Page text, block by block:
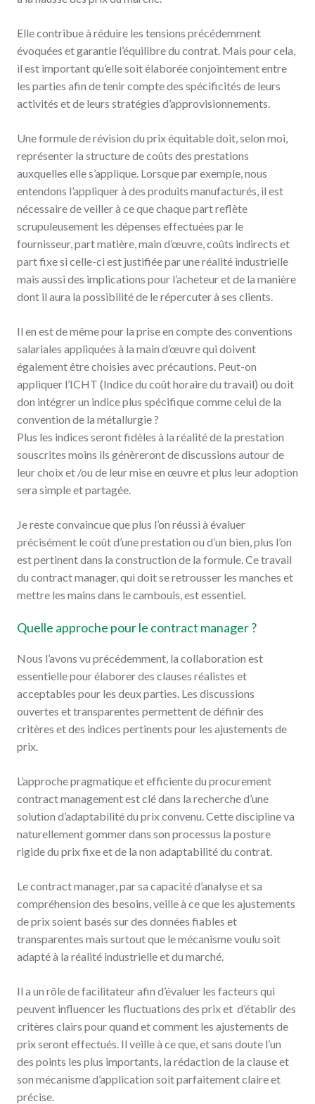
Elle contribue à réduire les tensions précédemment
évoquées et garantie l’équilibre du contrat. Mais pour cela,
il est important qu’elle soit élaborée conjointement entre
les parties afin de tenir compte des spécificités de leurs
activités et de leurs stratégies d’approvisionnements.
Une formule de révision du prix équitable doit, selon moi,
représenter la structure de coûts des prestations
auxquelles elle s’applique. Lorsque par exemple, nous
entendons l’appliquer à des produits manufacturés, il est
nécessaire de veiller à ce que chaque part reflète
scrupuleusement les dépenses effectuées par le
fournisseur, part matière, main d’œuvre, coûts indirects et
part fixe si celle-ci est justifiée par une réalité industrielle
mais aussi des implications pour l’acheteur et de la manière
dont il aura la possibilité de le répercuter à ses clients.
Il en est de même pour la prise en compte des conventions
salariales appliquées à la main d’œuvre qui doivent
également être choisies avec précautions. Peut-on
appliquer l’ICHT (Indice du coût horaire du travail) ou doit
don intégrer un indice plus spécifique comme celui de la
convention de la métallurgie ?
Plus les indices seront fidèles à la réalité de la prestation
souscrites moins ils génèreront de discussions autour de
leur choix et /ou de leur mise en œuvre et plus leur adoption
sera simple et partagée.
Je reste convaincue que plus l’on réussi à évaluer
précisément le coût d’une prestation ou d’un bien, plus l’on
est pertinent dans la construction de la formule. Ce travail
du contract manager, qui doit se retrousser les manches et
mettre les mains dans le cambouis, est essentiel.
Quelle approche pour le contract manager ?
Nous l’avons vu précédemment, la collaboration est
essentielle pour élaborer des clauses réalistes et
acceptables pour les deux parties. Les discussions
ouvertes et transparentes permettent de définir des
critères et des indices pertinents pour les ajustements de
prix.
L’approche pragmatique et efficiente du procurement
contract management est clé dans la recherche d’une
solution d’adaptabilité du prix convenu. Cette discipline va
naturellement gommer dans son processus la posture
rigide du prix fixe et de la non adaptabilité du contrat.
Le contract manager, par sa capacité d’analyse et sa
compréhension des besoins, veille à ce que les ajustements
de prix soient basés sur des données fiables et
transparentes mais surtout que le mécanisme voulu soit
adapté à la réalité industrielle et du marché.
Il a un rôle de facilitateur afin d’évaluer les facteurs qui
peuvent influencer les fluctuations des prix et d’établir des
critères clairs pour quand et comment les ajustements de
prix seront effectués. Il veille à ce que, et sans doute l’un
des points les plus importants, la rédaction de la clause et
son mécanisme d’application soit parfaitement claire et
précise.